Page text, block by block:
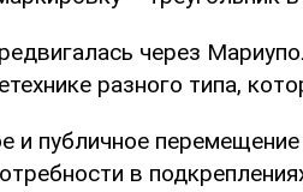
через
разного типа,
и публичное
в